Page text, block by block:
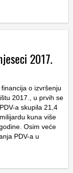
2017.
o izvršenju
2017., u prvih se
a skupila 21,4
kuna više
Osim veće
PDV-a u